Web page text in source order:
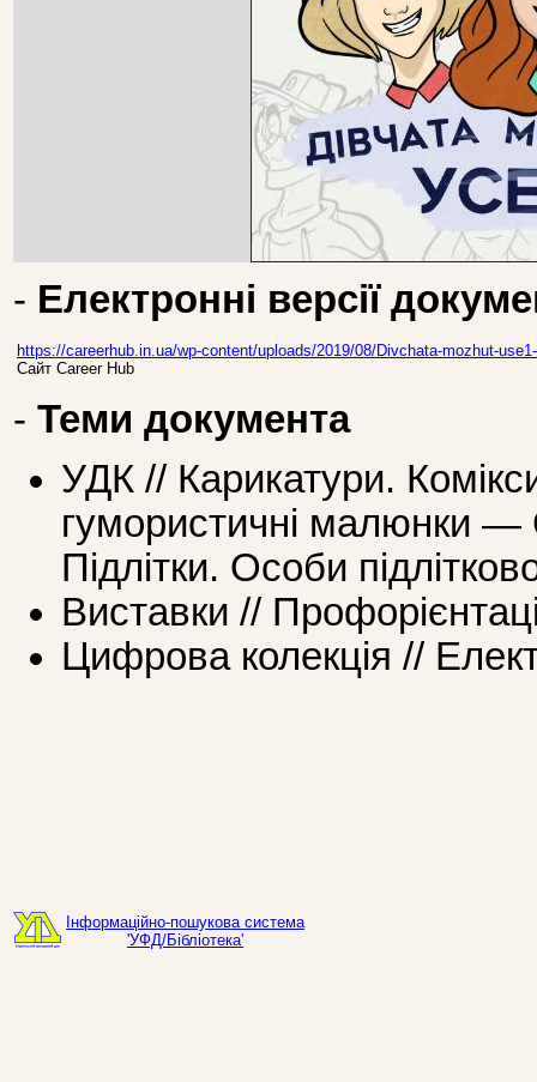
- Електронні версії
https://careerhub.in.ua/wp-content/uploads/2019/08/Divchata-mozhut-
Сайт Career Hub
- Теми документа
УДК // Карикатури.
гумористичні малюнки —
Підлітки. Особи
Виставки //
Цифрова колекція //
Інформаційно-пошукова система
'УФД/Бібліотека'